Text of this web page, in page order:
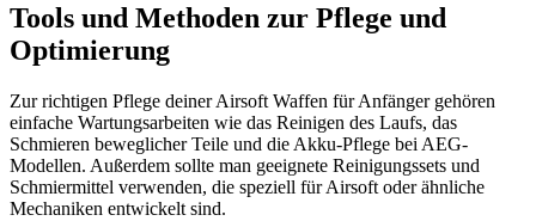
Tools und Methoden zur Pflege und
Optimierung
Zur richtigen Pflege deiner Airsoft Waffen für Anfänger gehören
einfache Wartungsarbeiten wie das Reinigen des Laufs, das
Schmieren beweglicher Teile und die Akku-Pflege bei AEG-
Modellen. Außerdem sollte man geeignete Reinigungssets und
Schmiermittel verwenden, die speziell für Airsoft oder ähnliche
Mechaniken entwickelt sind.